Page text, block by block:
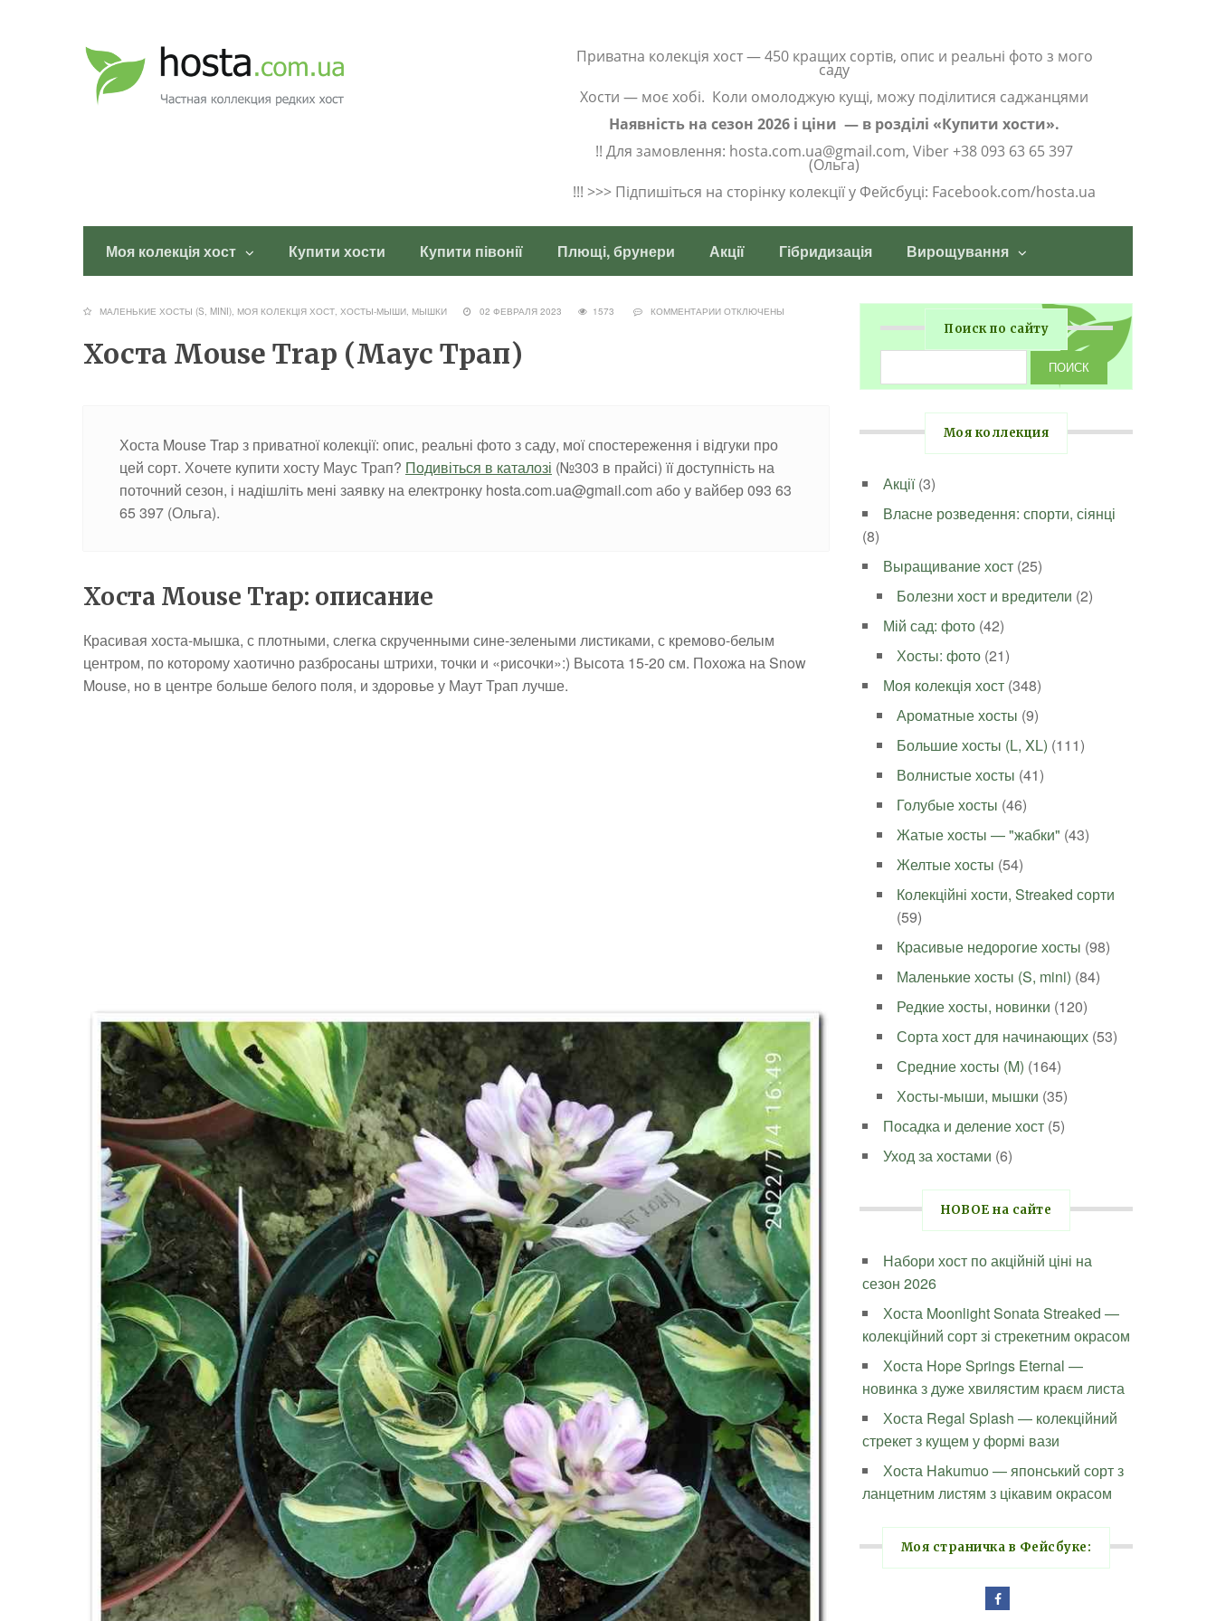
Приватна колекція хост — 450 кращих сортів, опис и реальні фото з мого
саду
Хости — моє хобі. Коли омолоджую кущі, можу поділитися саджанцями
Наявність на сезон 2026 і ціни — в розділі «Купити хости».
!! Для замовлення: hosta.com.ua@gmail.com, Viber +38 093 63 65 397
(Ольга)
!!! >>> Підпишіться на сторінку колекції у Фейсбуці: Facebook.com/hosta.ua
Моя колекція хост Купити хости Купити півонії Плющі, брунери Акції Гібридизація Вирощування
МАЛЕНЬКИЕ ХОСТЫ (S, MINI), МОЯ КОЛЕКЦІЯ ХОСТ, ХОСТЫ-МЫШИ, МЫШКИ 02 ФЕВРАЛЯ 2023 1573 КОММЕНТАРИИ ОТКЛЮЧЕНЫ
Хоста Mouse Trap (Маус Трап)
Хоста Mouse Trap з приватної колекції: опис, реальні фото з саду, мої спостереження і відгуки про
цей сорт. Хочете купити хосту Маус Трап? Подивіться в каталозі (№303 в прайсі) її доступність на
поточний сезон, і надішліть мені заявку на електронку hosta.com.ua@gmail.com або у вайбер 093 63
65 397 (Ольга).
Хоста Mouse Trap: описание
Красивая хоста-мышка, с плотными, слегка скрученными сине-зелеными листиками, с кремово-белым
центром, по которому хаотично разбросаны штрихи, точки и «рисочки»:) Высота 15-20 см. Похожа на Snow
Mouse, но в центре больше белого поля, и здоровье у Маут Трап лучше.
Поиск по сайту
Моя коллекция
Акції(3)
Власне розведення: спорти, сіянці
(8)
Выращивание хост (25)
Болезни хост и вредители (2)
Мій сад: фото (42)
Хосты: фото (21)
Моя колекція хост (348)
Ароматные хосты (9)
Большие хосты (L, XL) (111)
Волнистые хосты (41)
Голубые хосты (46)
Жатые хосты — "жабки" (43)
Желтые хосты (54)
Колекційні хости, Streaked сорти
(59)
Красивые недорогие хосты (98)
Маленькие хосты (S, mini) (84)
Редкие хосты, новинки (120)
Сорта хост для начинающих (53)
Средние хосты (M) (164)
Хосты-мыши, мышки (35)
Посадка и деление хост (5)
Уход за хостами (6)
НОВОЕ на сайте
Набори хост по акційній ціні на
сезон 2026
Хоста Moonlight Sonata Streaked —
колекційний сорт зі стрекетним окрасом
Хоста Hope Springs Eternal —
новинка з дуже хвилястим краєм листа
Хоста Regal Splash — колекційний
стрекет з кущем у формі вази
Хоста Hakumuo — японський сорт з
ланцетним листям з цікавим окрасом
Моя страничка в Фейсбуке: